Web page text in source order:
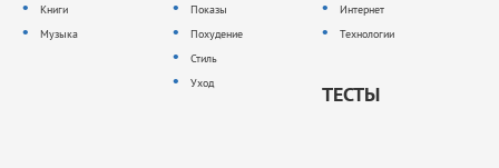
Книги
Музыка
Показы
Похудение
Стиль
Уход
Интернет
Технологии
ТЕСТЫ